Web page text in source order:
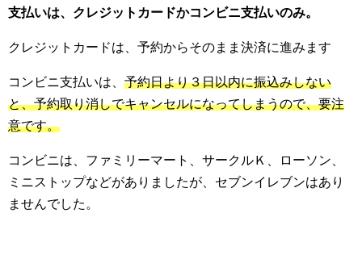
支払いは、クレジットカードかコンビニ支払いのみ。
クレジットカードは、予約からそのまま決済に進みます
コンビニ支払いは、 予約日より３日以内に振込みしない
と、予約取り消しでキャンセルになってしまうので、要注
意です。
コンビニは、ファミリーマート、サークルＫ、ローソン、
ミニストップなどがありましたが、セブンイレブンはあり
ませんでした。